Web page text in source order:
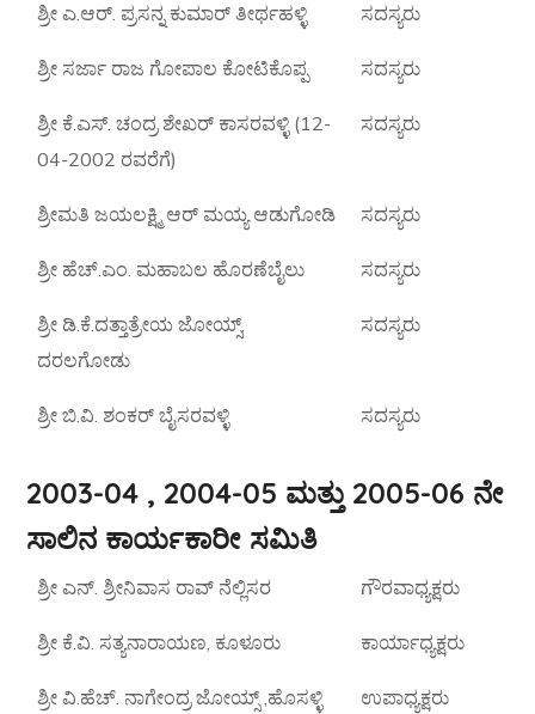
ಶ್ರೀ ಎ.ಆರ್. ಪ್ರಸನ್ನ ಕುಮಾರ್ ತೀರ್ಥಹಳ್ಳಿ ಸದಸ್ಯರು
ಶ್ರೀ ಸರ್ಜಾ ರಾಜ ಗೋಪಾಲ ಕೋಟಿಕೊಪ್ಪ ಸದಸ್ಯರು
ಶ್ರೀ ಕೆ.ಎಸ್. ಚಂದ್ರ ಶೇಖರ್ ಕಾಸರವಳ್ಳಿ (12-
04-2002 ರವರೆಗೆ)
ಸದಸ್ಯರು
ಶ್ರೀಮತಿ ಜಯಲಕ್ಷ್ಮಿ ಆರ್ ಮಯ್ಯ ಆಡುಗೋಡಿ ಸದಸ್ಯರು
ಶ್ರೀ ಹೆಚ್.ಎಂ. ಮಹಾಬಲ ಹೊರಣೆಬೈಲು ಸದಸ್ಯರು
ಶ್ರೀ ಡಿ.ಕೆ.ದತ್ತಾತ್ರೇಯ ಜೋಯ್ಸ್,
ದರಲಗೋಡು
ಸದಸ್ಯರು
ಶ್ರೀ ಬಿ.ವಿ. ಶಂಕರ್ ಬೈಸರವಳ್ಳಿ ಸದಸ್ಯರು
2003-04 , 2004-05 ಮತ್ತು 2005-06 ನೇ
ಸಾಲಿನ ಕಾರ್ಯಕಾರೀ ಸಮಿತಿ
ಶ್ರೀ ಎನ್. ಶ್ರೀನಿವಾಸ ರಾವ್ ನೆಲ್ಲಿಸರ ಗೌರವಾಧ್ಯಕ್ಷರು
ಶ್ರೀ ಕೆ.ವಿ. ಸತ್ಯನಾರಾಯಣ, ಕೂಳೂರು ಕಾರ್ಯಾಧ್ಯಕ್ಷರು
ಶ್ರೀ ವಿ.ಹೆಚ್. ನಾಗೇಂದ್ರ ಜೋಯ್ಸ್ ,ಹೊಸಳ್ಳಿ ಉಪಾಧ್ಯಕ್ಷರು